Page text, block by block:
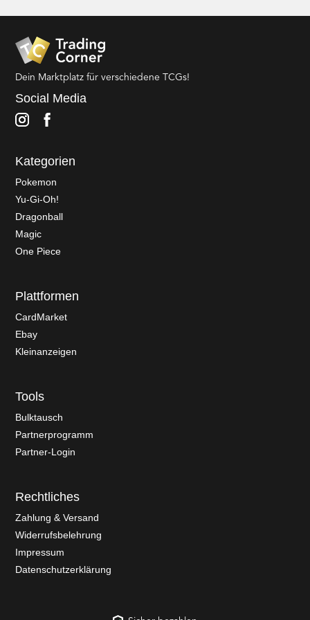
Dein Marktplatz für verschiedene TCGs!
Social Media
Kategorien
Pokemon
Yu-Gi-Oh!
Dragonball
Magic
One Piece
Plattformen
CardMarket
Ebay
Kleinanzeigen
Tools
Bulktausch
Partnerprogramm
Partner-Login
Rechtliches
Zahlung & Versand
Widerrufsbelehrung
Impressum
Datenschutzerklärung